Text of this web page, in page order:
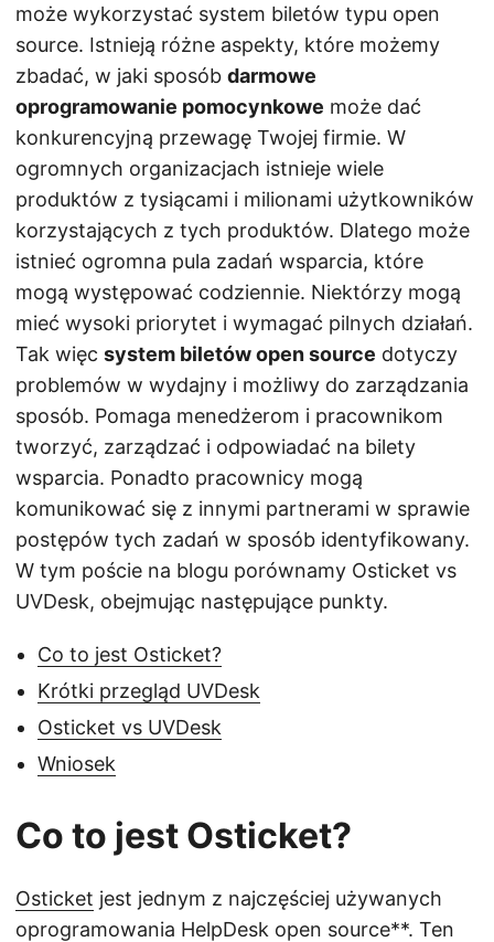
może wykorzystać system biletów typu open
source. Istnieją różne aspekty, które możemy
zbadać, w jaki sposób darmowe
oprogramowanie pomocynkowe może dać
konkurencyjną przewagę Twojej firmie. W
ogromnych organizacjach istnieje wiele
produktów z tysiącami i milionami użytkowników
korzystających z tych produktów. Dlatego może
istnieć ogromna pula zadań wsparcia, które
mogą występować codziennie. Niektórzy mogą
mieć wysoki priorytet i wymagać pilnych działań.
Tak więc system biletów open source dotyczy
problemów w wydajny i możliwy do zarządzania
sposób. Pomaga menedżerom i pracownikom
tworzyć, zarządzać i odpowiadać na bilety
wsparcia. Ponadto pracownicy mogą
komunikować się z innymi partnerami w sprawie
postępów tych zadań w sposób identyfikowany.
W tym poście na blogu porównamy Osticket vs
UVDesk, obejmując następujące punkty.
Co to jest Osticket?
Krótki przegląd UVDesk
Osticket vs UVDesk
Wniosek
Co to jest Osticket?
Osticket jest jednym z najczęściej używanych
oprogramowania HelpDesk open source**. Ten